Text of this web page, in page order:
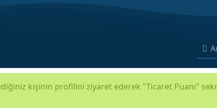
kişinin profilini ziyaret ederek "Ticaret Puanı"